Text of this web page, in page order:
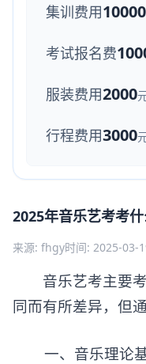
集训费用
考试报名费
服装费用2000
行程费用3000
2025年音乐艺考考什
来源: fhgy时间: 2025-03-
音乐艺考主要考
同而有所差异，但
一、音乐理论基